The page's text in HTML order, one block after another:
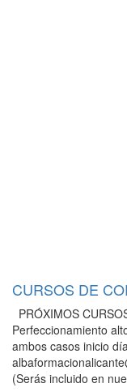
CURSOS DE
PRÓXIMOS
Perfeccionamiento
ambos casos inicio
(Serás incluido en